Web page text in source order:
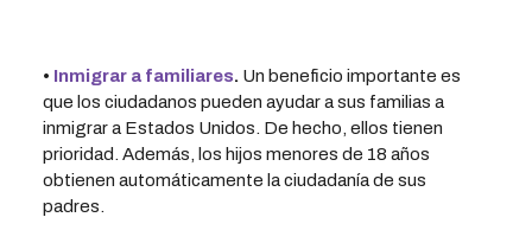
• Inmigrar a familiares. Un beneficio importante es
que los ciudadanos pueden ayudar a sus familias a
inmigrar a Estados Unidos. De hecho, ellos tienen
prioridad. Además, los hijos menores de 18 años
obtienen automáticamente la ciudadanía de sus
padres.